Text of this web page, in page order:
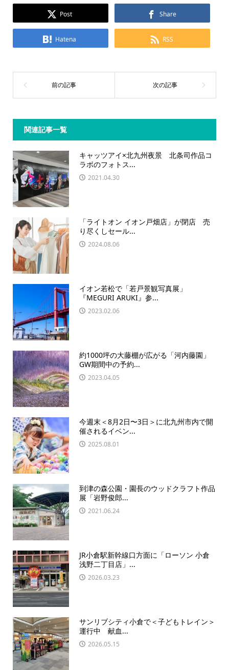
Post Share
Hatena RSS
関連記事一覧
キャッツアイ×北九州夜景 北条司作品コ
ラボのフォトス...
2021.04.30
「ライトオン イオン戸畑店」が閉店 売
り尽くしセール...
2024.08.06
イオン若松で「若戸景観写真展」
『MEGURI ARUKI』参...
2023.02.06
約1000坪の大藤棚が広がる「河内藤園」
GW期間中の予約...
2023.04.05
今週末＜8月2日〜3日＞に北九州市内で開
催されるイベン...
2025.08.01
到津の森公園・園長のウッドクラフト作品
展「岩野俊郎...
2021.06.24
JR小倉駅新幹線口方面に「ローソン 小倉
浅野二丁目店」...
2026.03.23
サンリブシティ小倉で＜子どもトレイン＞
運行中 献血...
2026.05.15